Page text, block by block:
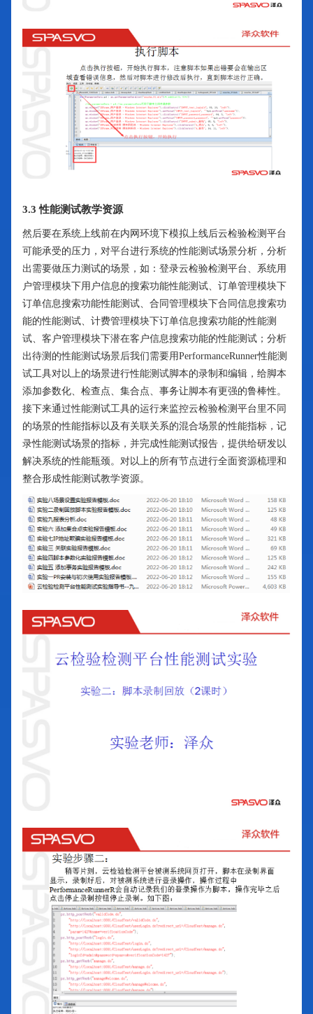
3.3 性能测试教学资源
然后要在系统上线前在内网环境下模拟上线后云检验检测平台
可能承受的压力，对平台进行系统的性能测试场景分析，分析
出需要做压力测试的场景，如：登录云检验检测平台、系统用
户管理模块下用户信息的搜索功能性能测试、订单管理模块下
订单信息搜索功能性能测试、合同管理模块下合同信息搜索功
能的性能测试、计费管理模块下订单信息搜索功能的性能测
试、客户管理模块下潜在客户信息搜索功能的性能测试；分析
出待测的性能测试场景后我们需要用PerformanceRunner性能测
试工具对以上的场景进行性能测试脚本的录制和编辑，给脚本
添加参数化、检查点、集合点、事务让脚本有更强的鲁棒性。
接下来通过性能测试工具的运行来监控云检验检测平台里不同
的场景的性能指标以及有关联关系的混合场景的性能指标，记
录性能测试场景的指标，并完成性能测试报告，提供给研发以
解决系统的性能瓶颈。对以上的所有节点进行全面资源梳理和
整合形成性能测试教学资源。